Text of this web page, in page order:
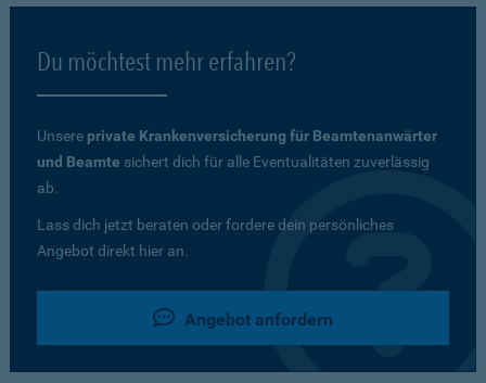
Du möchtest mehr erfahren?
Unsere private Krankenversicherung für Beamtenanwärter
und Beamte sichert dich für alle Eventualitäten zuverlässig
ab.
Lass dich jetzt beraten oder fordere dein persönliches
Angebot direkt hier an.
Angebot anfordern